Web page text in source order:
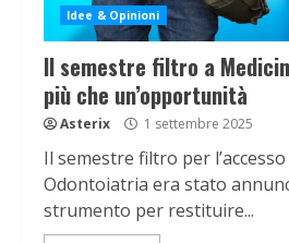
Idee & Opinioni
Il semestre filtro a
più che un’opportunità
Asterix 1 settembre 2025
Il semestre filtro per
Odontoiatria era stato
strumento per restituire...